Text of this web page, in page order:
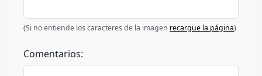
(Si no entiende los caracteres de la imagen recargue la página)
Comentarios: